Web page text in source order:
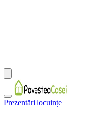
Prezentări locuințe